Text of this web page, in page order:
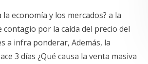
economía y los mercados? a la
por la caída del precio del
a infra ponderar, Además, la
3 días ¿Qué causa la venta masiva